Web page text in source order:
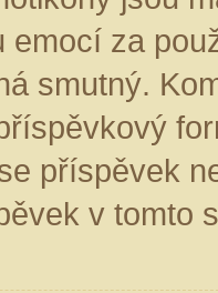
emocí za
smutný.
příspěvek
v tomto